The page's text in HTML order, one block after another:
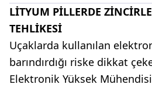
LİTYUM PİLLERDE
TEHLİKESİ
Uçaklarda kullanılan
barındırdığı riske dikkat
Elektronik Yüksek